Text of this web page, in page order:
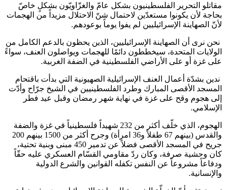
مقاتلو التحرير الفلسطينيون بشكل عامّ والغزّاويّون بشكلٍ خاصّ
بحاجة لأن يكونوا مستعدّين لاحتمال شنّ الاحتلال مزيداً من الهجمات
لأنّ الصهاينة الإسرائيليين لم يفوا يوماً بوعودهم.
نحن نرى أن الصهاينة الإسرائيليين، الذين يحظون بالدعم الكامل من
الولايات المتحدة، سيخططون دائمًا للهجمات ويواصلون العنف، سواءً
على غزة أو على الأراضي الفلسطينية في الضفة الغربية.
ندين بشدّة أعمال العنف الإسرائيلية الصهيونية التي بدأت باقتحام
المسجد الأقصى المبارك وطرد الفلسطينيين في الشيخ جرّاح وأدّت
إلى هجوم وقح على غزة في نهاية شهر رمضان وقبل عيد فطر
الإسلامي.
الهجوم، الذي خلّف أكثر من 232 شهيداً فلسطينياً في غزة والضفة
والقدس (بينهم 67 طفلاً و36 امرأة) وجرح أكثر من 1500 بينهم 200
جريح في المسجد الأقصى فضلاً عن تدمير 450 مبنى وبنية تحتية،
كان وحشية صرفة، وكان ردّ مقاومي القسّام العسكري عليه حقّاً
ودفاعاً مشروعاً عن النفس تكفله القوانين والشرع الدولية
والإنسانية.